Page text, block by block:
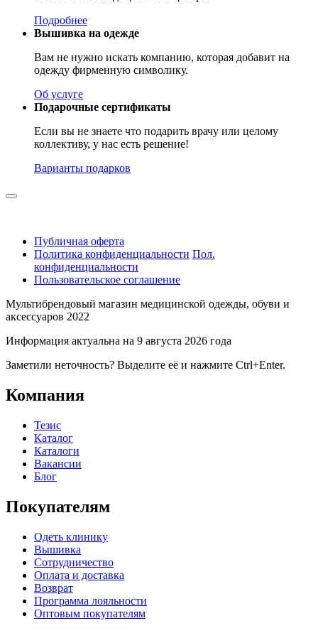
Подробнее
Вышивка на одежде
Вам не нужно искать компанию, которая добавит на
одежду фирменную символику.
Об услуге
Подарочные сертификаты
Если вы не знаете что подарить врачу или целому
коллективу, у нас есть решение!
Варианты подарков
Публичная оферта
Политика конфиденциальности Пол.
конфиденциальности
Пользовательское соглашение
Мультибрендовый магазин медицинской одежды, обуви и
аксессуаров 2022
Информация актуальна на 9 августа 2026 года
Заметили неточность? Выделите её и нажмите Ctrl+Enter.
Компания
Тезис
Каталог
Каталоги
Вакансии
Блог
Покупателям
Одеть клинику
Вышивка
Сотрудничество
Оплата и доставка
Возврат
Программа лояльности
Оптовым покупателям